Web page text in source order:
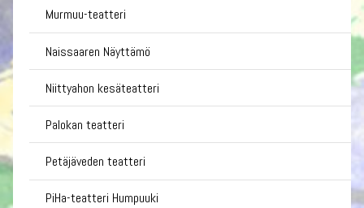
Murmuu-teatteri
Naissaaren Näyttämö
Niittyahon kesäteatteri
Palokan teatteri
Petäjäveden teatteri
PiHa-teatteri Humpuuki